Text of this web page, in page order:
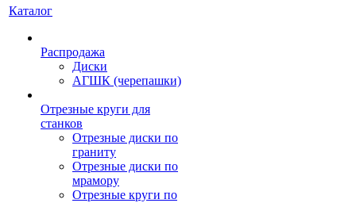
Каталог
Распродажа
Диски
АГШК (черепашки)
Отрезные круги для
станков
Отрезные диски по
граниту
Отрезные диски по
мрамору
Отрезные круги по